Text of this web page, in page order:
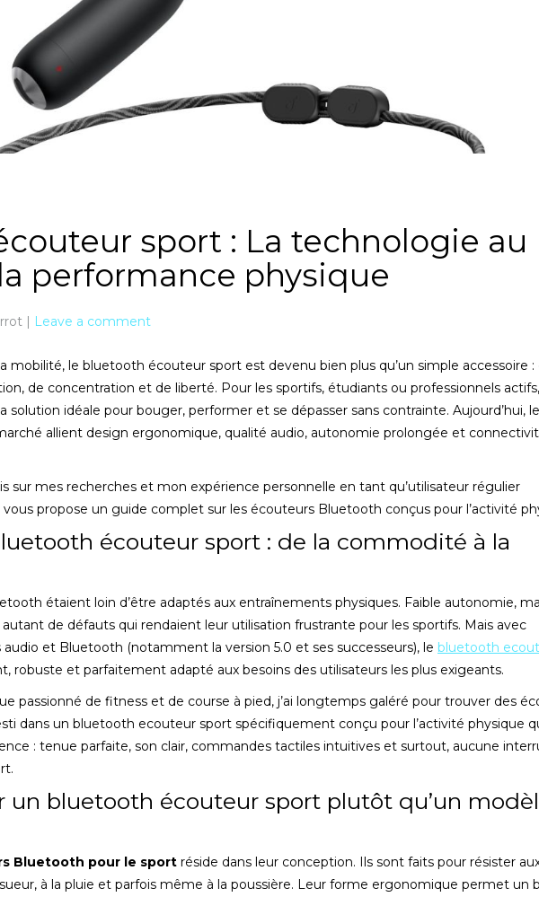
sport : La technologie au
performance physique
| Leave a comment
mobilité, le bluetooth écouteur sport est devenu bien plus qu’un simple accessoire :
de concentration et de liberté. Pour les sportifs, étudiants ou professionnels actifs,
solution idéale pour bouger, performer et se dépasser sans contrainte. Aujourd’hui,
allient design ergonomique, qualité audio, autonomie prolongée et
sur mes recherches et mon expérience personnelle en tant qu’utilisateur régulier
vous propose un guide complet sur les écouteurs Bluetooth conçus pour l’activité
écouteur sport : de la commodité à la
étaient loin d’être adaptés aux entraînements physiques. Faible autonomie,
de défauts qui rendaient leur utilisation frustrante pour les sportifs. Mais avec
et Bluetooth (notamment la version 5.0 et ses successeurs), le bluetooth
robuste et parfaitement adapté aux besoins des utilisateurs les plus exigeants.
passionné de fitness et de course à pied, j’ai longtemps galéré pour trouver des
dans un bluetooth ecouteur sport spécifiquement conçu pour l’activité physique
: tenue parfaite, son clair, commandes tactiles intuitives et surtout, aucune
un bluetooth écouteur sport plutôt qu’un
Bluetooth pour le sport réside dans leur conception. Ils sont faits pour résister
à la pluie et parfois même à la poussière. Leur forme ergonomique permet un